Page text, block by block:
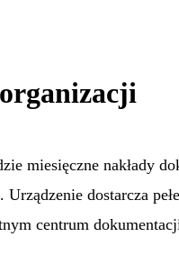
miesięczne nakłady
dostarcza
centrum